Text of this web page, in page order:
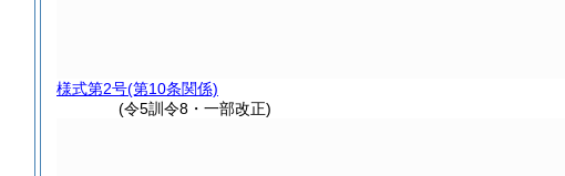
様式第2号(第10条関係)
(令5訓令8・一部改正)